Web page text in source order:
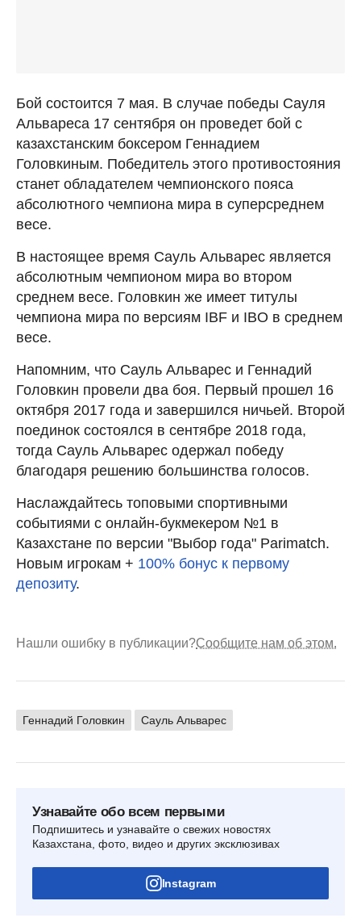
Бой состоится 7 мая. В случае победы Сауля
Альвареса 17 сентября он проведет бой с
казахстанским боксером Геннадием
Головкиным. Победитель этого противостояния
станет обладателем чемпионского пояса
абсолютного чемпиона мира в суперсреднем
весе.
В настоящее время Сауль Альварес является
абсолютным чемпионом мира во втором
среднем весе. Головкин же имеет титулы
чемпиона мира по версиям IBF и IBO в среднем
весе.
Напомним, что Сауль Альварес и Геннадий
Головкин провели два боя. Первый прошел 16
октября 2017 года и завершился ничьей. Второй
поединок состоялся в сентябре 2018 года,
тогда Сауль Альварес одержал победу
благодаря решению большинства голосов.
Наслаждайтесь топовыми спортивными
событиями с онлайн-букмекером №1 в
Казахстане по версии "Выбор года" Parimatch.
Новым игрокам + 100% бонус к первому
депозиту.
Нашли ошибку в публикации?Сообщите нам об этом.
Геннадий Головкин Сауль Альварес
Узнавайте обо всем первыми
Подпишитесь и узнавайте о свежих новостях
Казахстана, фото, видео и других эксклюзивах
Instagram